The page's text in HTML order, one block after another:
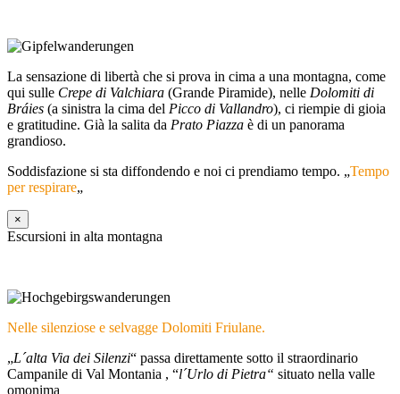
La sensazione di libertà che si prova in cima a una montagna, come
qui sulle Crepe di Valchiara (Grande Piramide), nelle Dolomiti di
Bráies (a sinistra la cima del Picco di Vallandro), ci riempie di gioia
e gratitudine. Già la salita da Prato Piazza è di un panorama
grandioso.
Soddisfazione si sta diffondendo e noi ci prendiamo tempo. „Tempo
per respirare„
×
Escursioni in alta montagna
Nelle silenziose e selvagge Dolomiti Friulane.
„L´alta Via dei Silenzi“ passa direttamente sotto il straordinario
Campanile di Val Montania , “l´Urlo di Pietra“ situato nella valle
omonima